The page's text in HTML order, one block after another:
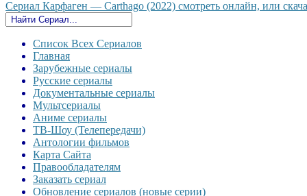
Сериал Карфаген — Carthago (2022) смотреть онлайн, или
Список Всех Сериалов
Главная
Зарубежные сериалы
Русские сериалы
Документальные сериалы
Мультсериалы
Аниме сериалы
ТВ-Шоу (Телепередачи)
Антологии фильмов
Карта Сайта
Правообладателям
Заказать сериал
Обновление сериалов (новые серии)